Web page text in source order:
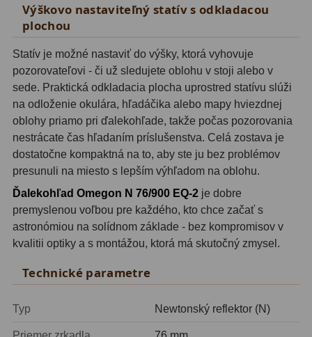
Čistiace prostriedky28
Púzdra a kufre64
Iné10
Montáže93
Azimutálne AZ5
Equatoriálne EQ
Fotografické montáže 5
Statívy a piliere3
Tubusové kruhy 10
Motorové pohony13
Lišty
Výškovo nastaviteľný statív s odkladacou
plochou
Statív je možné nastaviť do výšky, ktorá vyhovuje
pozorovateľovi - či už sledujete oblohu v stoji alebo v
sede. Praktická odkladacia plocha uprostred statívu slúži
na odloženie okulára, hľadáčika alebo mapy hviezdnej
oblohy priamo pri ďalekohľade, takže počas pozorovania
nestrácate čas hľadaním príslušenstva. Celá zostava je
dostatočne kompaktná na to, aby ste ju bez problémov
presunuli na miesto s lepším výhľadom na oblohu.
Ďalekohľad Omegon N 76/900 EQ-2 je dobre
premyslenou voľbou pre každého, kto chce začať s
astronómiou na solídnom základe - bez kompromisov v
kvalitii optiky a s montážou, ktorá má skutočný zmysel.
Technické parametre
Typ Newtonský reflektor (N)